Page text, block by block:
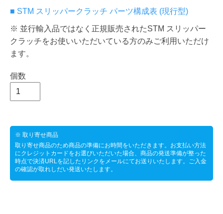
■ STM スリッパークラッチ パーツ構成表 (現行型)
※ 並行輸入品ではなく正規販売されたSTM スリッパー
クラッチをお使いいただいている方のみご利用いただけ
ます。
個数
※ 取り寄せ商品
取り寄せ商品のため商品の準備にお時間をいただきます。お支払い方法
にクレジットカードをお選びいただいた場合、商品の発送準備が整った
時点で決済URLを記したリンクをメールにてお送りいたします。ご入金
の確認が取れしだい発送いたします。